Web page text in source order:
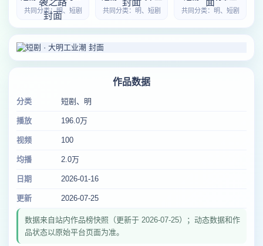
共同分类：明、短剧 共同分类：明、短剧 共同分类：明、短剧
作品数据
分类 短剧、明
播放 196.0万
视频 100
均播 2.0万
日期 2026-01-16
更新 2026-07-25
数据来自站内作品榜快照（更新于 2026-07-25）；动态数据和作
品状态以原始平台页面为准。